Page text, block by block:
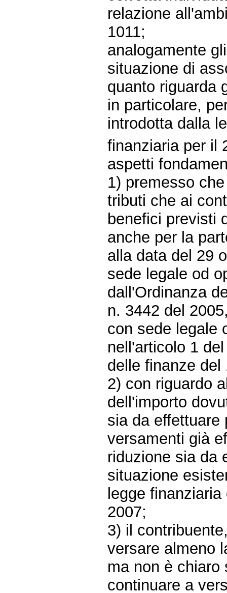
relazione
1011;
analogamente
situazione di
quanto riguarda
in particolare,
introdotta dalla
finanziaria per il
aspetti
1) premesso
tributi che ai
benefici previsti
anche per la
alla data del 29
sede legale od
dall'Ordinanza
n. 3442 del
con sede legale
nell'articolo 1
delle finanze del
2) con riguardo
dell'importo
sia da effettuare
versamenti già
riduzione sia da
situazione
legge
2007;
3) il
versare almeno
ma non è chiaro
continuare a